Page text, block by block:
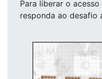
Para liberar o acesso
responda ao desafio